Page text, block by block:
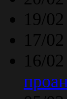
19/
17/
16/